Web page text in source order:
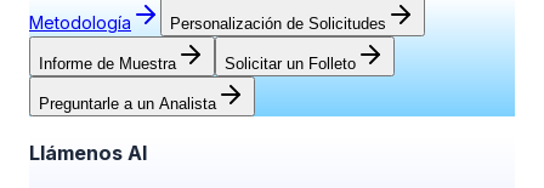
Metodología Personalización de Solicitudes
Informe de Muestra Solicitar un Folleto
Preguntarle a un Analista
Llámenos Al